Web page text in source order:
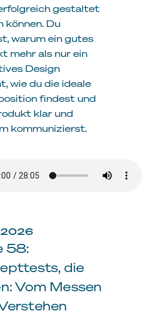
gestaltet
können. Du
warum ein gutes
mehr als nur ein
Design
wie du die ideale
findest und
klar und
kommunizierst.
58:
die
Vom Messen